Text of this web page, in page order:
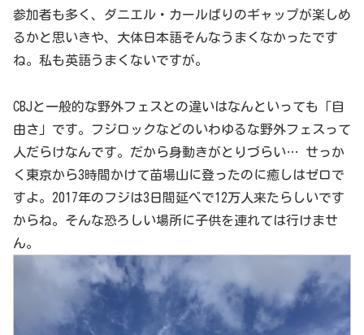
参加者も多く、ダニエル・カールばりのギャップが楽しめ
るかと思いきや、大体日本語そんなうまくなかったです
ね。私も英語うまくないですが。
CBJと一般的な野外フェスとの違いはなんといっても「自
由さ」です。フジロックなどのいわゆるな野外フェスって
人だらけなんです。だから身動きがとりづらい… せっか
く東京から3時間かけて苗場山に登ったのに癒しはゼロで
すよ。2017年のフジは3日間延べで12万人来たらしいです
からね。そんな恐ろしい場所に子供を連れては行けませ
ん。